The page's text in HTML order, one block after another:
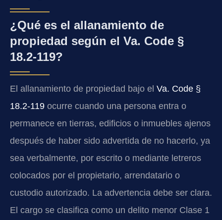
¿Qué es el allanamiento de
propiedad según el Va. Code §
18.2-119?
El allanamiento de propiedad bajo el Va. Code §
18.2-119 ocurre cuando una persona entra o
permanece en tierras, edificios o inmuebles ajenos
después de haber sido advertida de no hacerlo, ya
sea verbalmente, por escrito o mediante letreros
colocados por el propietario, arrendatario o
custodio autorizado. La advertencia debe ser clara.
El cargo se clasifica como un delito menor Clase 1